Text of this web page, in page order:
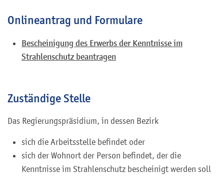
Onlineantrag und Formulare
Bescheinigung des Erwerbs der Kenntnisse im
Strahlenschutz beantragen
Zuständige Stelle
Das Regierungspräsidium, in dessen Bezirk
sich die Arbeitsstelle befindet oder
sich der Wohnort der Person befindet, der die
Kenntnisse im Strahlenschutz bescheinigt werden soll